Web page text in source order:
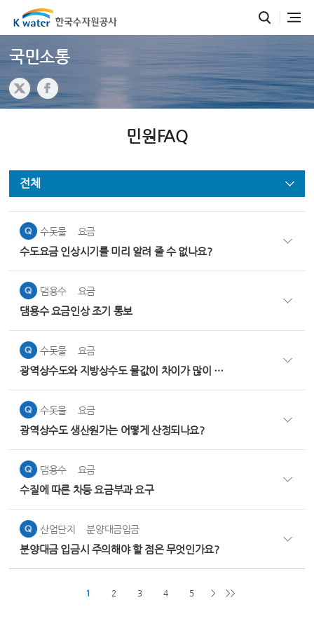
국민소통
민원FAQ
전체
수돗물 요금
수도요금 인상시기를 미리 알려 줄 수 없나요?
댐용수 요금
댐용수 요금인상 조기 통보
수돗물 요금
광역상수도와 지방상수도 물값이 차이가 많이 나는 이유는?
수돗물 요금
광역상수도 생산원가는 어떻게 산정되나요?
댐용수 요금
수질에 따른 차등 요금부과 요구
산업단지 분양대금입금
분양대금 입금시 주의해야 할 점은 무엇인가요?
1 2 3 4 5 > >>